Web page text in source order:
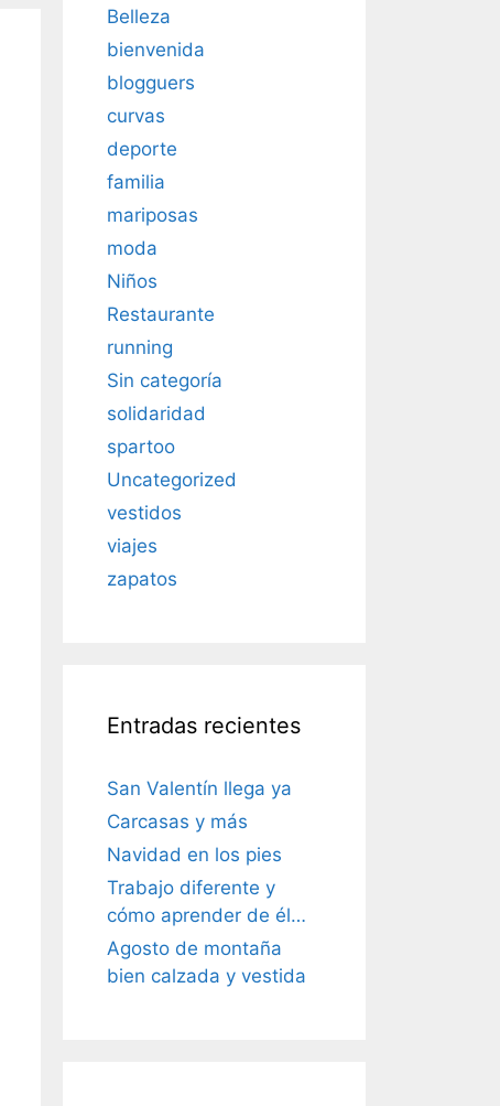
Belleza
bienvenida
blogguers
curvas
deporte
familia
mariposas
moda
Niños
Restaurante
running
Sin categoría
solidaridad
spartoo
Uncategorized
vestidos
viajes
zapatos
Entradas recientes
San Valentín llega ya
Carcasas y más
Navidad en los pies
Trabajo diferente y
cómo aprender de él…
Agosto de montaña
bien calzada y vestida